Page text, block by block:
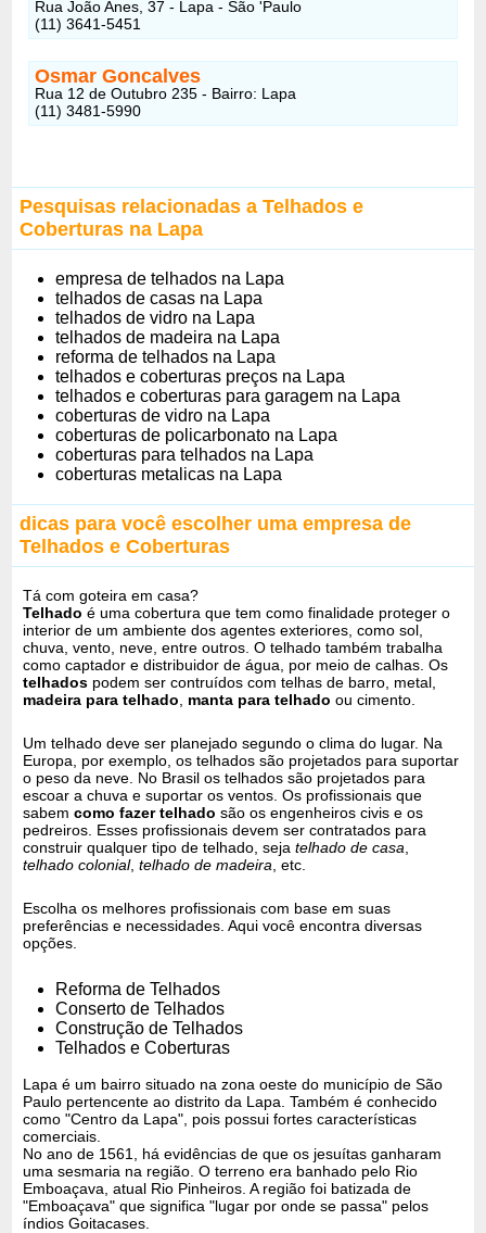
Rua João Anes, 37 - Lapa - São 'Paulo
(11) 3641-5451
Osmar Goncalves
Rua 12 de Outubro 235 - Bairro: Lapa
(11) 3481-5990
Pesquisas relacionadas a Telhados e
Coberturas na Lapa
empresa de telhados na Lapa
telhados de casas na Lapa
telhados de vidro na Lapa
telhados de madeira na Lapa
reforma de telhados na Lapa
telhados e coberturas preços na Lapa
telhados e coberturas para garagem na Lapa
coberturas de vidro na Lapa
coberturas de policarbonato na Lapa
coberturas para telhados na Lapa
coberturas metalicas na Lapa
dicas para você escolher uma empresa de
Telhados e Coberturas
Tá com goteira em casa?
Telhado é uma cobertura que tem como finalidade proteger o
interior de um ambiente dos agentes exteriores, como sol,
chuva, vento, neve, entre outros. O telhado também trabalha
como captador e distribuidor de água, por meio de calhas. Os
telhados podem ser contruídos com telhas de barro, metal,
madeira para telhado
manta para telhado ou cimento.
Um telhado deve ser planejado segundo o clima do lugar. Na
Europa, por exemplo, os telhados são projetados para suportar
o peso da neve. No Brasil os telhados são projetados para
escoar a chuva e suportar os ventos. Os profissionais que
sabemcomo fazer telhado são os engenheiros civis e os
pedreiros. Esses profissionais devem ser contratados para
construir qualquer tipo de telhado, sejatelhado de casa
telhado colonial,telhado de madeira , etc.
Escolha os melhores profissionais com base em suas
preferências e necessidades. Aqui você encontra diversas
opções.
Reforma de Telhados
Conserto de Telhados
Construção de Telhados
Telhados e Coberturas
Lapa é um bairro situado na zona oeste do município de São
Paulo pertencente ao distrito da Lapa. Também é conhecido
como "Centro da Lapa", pois possui fortes características
comerciais.
No ano de 1561, há evidências de que os jesuítas ganharam
uma sesmaria na região. O terreno era banhado pelo Rio
Emboaçava, atual Rio Pinheiros. A região foi batizada de
"Emboaçava" que significa "lugar por onde se passa" pelos
índios Goitacases.